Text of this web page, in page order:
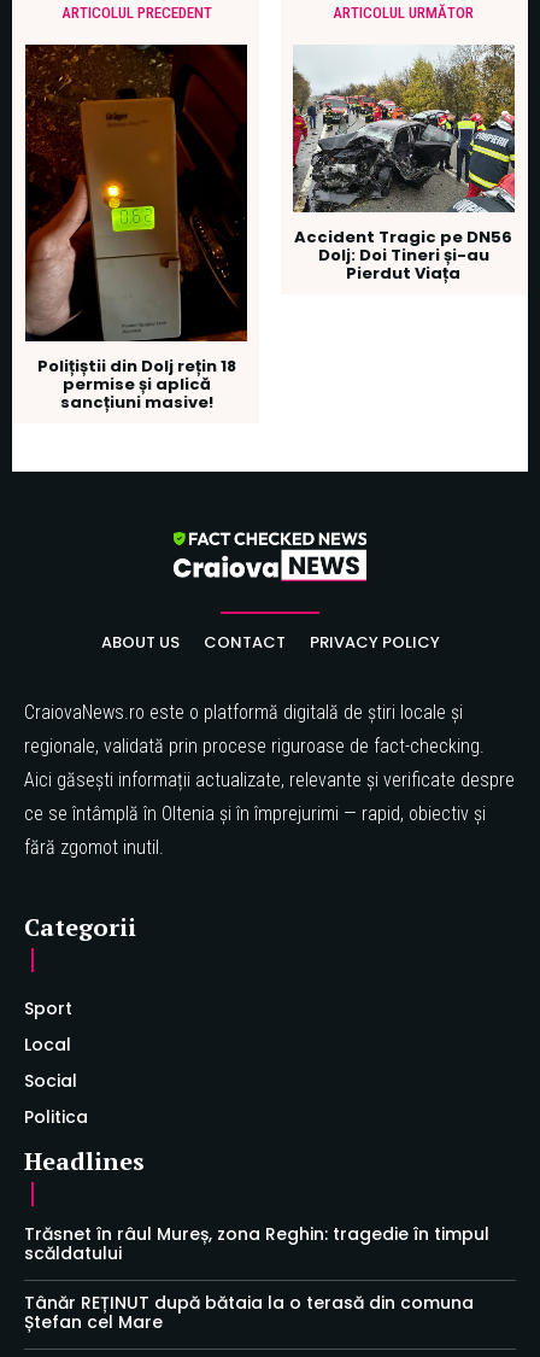
ARTICOLUL PRECEDENT
Polițiștii din Dolj rețin 18
permise și aplică
sancțiuni masive!
ARTICOLUL URMĂTOR
Accident Tragic pe DN56
Dolj: Doi Tineri și-au
Pierdut Viața
ABOUT US CONTACT PRIVACY POLICY
CraiovaNews.ro este o platformă digitală de știri locale și
regionale, validată prin procese riguroase de fact-checking.
Aici găsești informații actualizate, relevante și verificate despre
ce se întâmplă în Oltenia și în împrejurimi — rapid, obiectiv și
fără zgomot inutil.
Categorii
Sport
Local
Social
Politica
Headlines
Trăsnet în râul Mureș, zona Reghin: tragedie în timpul
scăldatului
Tânăr REȚINUT după bătaia la o terasă din comuna
Ștefan cel Mare